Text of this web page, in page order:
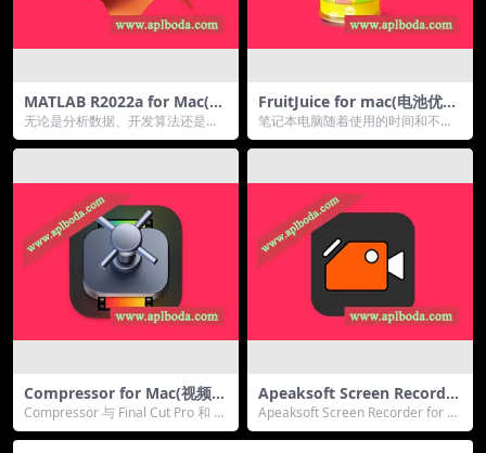
MATLAB R2022a for Mac(专
业编程和数学计算软件)v9.12.
0中文版
无论是分析数据、开发算法还是创
建模型，Matlab for Mac 都是针对
您的...
FruitJuice for mac(电池优化
工具)v2.5.4中文版
笔记本电脑随着使用的时间和不科
学的使用情况，其电池的寿命会有
很大的降低。怎样才能...
Compressor for Mac(视频编
码格式转换软件)v4.11.0中文
版
Compressor 与 Final Cut Pro 和 M
otion 高度集成...
Apeaksoft Screen Recorder
for Mac(屏幕录像软件)2.1.30
中文版
Apeaksoft Screen Recorder for M
ac 是一款专业工...